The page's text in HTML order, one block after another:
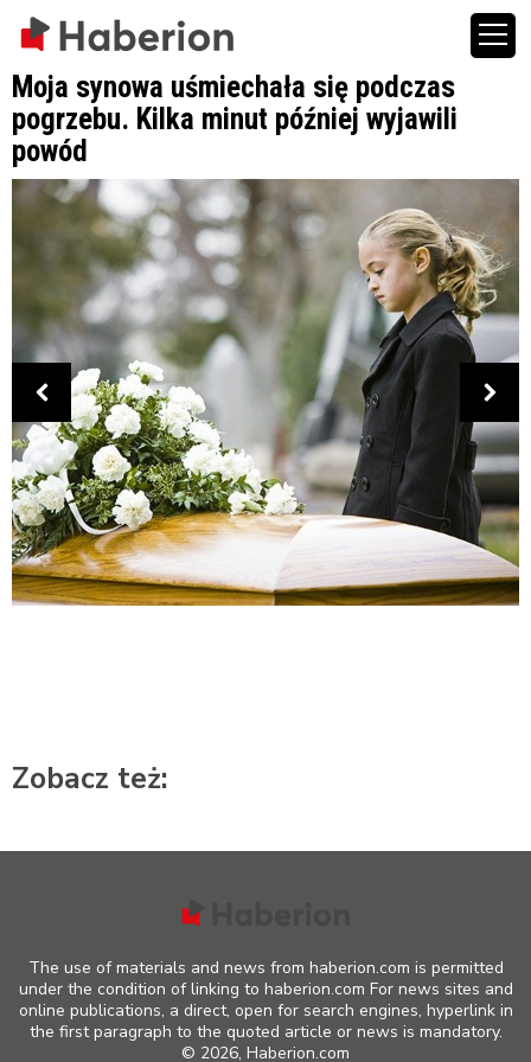
Moja synowa uśmiechała się podczas
pogrzebu. Kilka minut później wyjawili
powód
Zobacz też:
The use of materials and news from haberion.com is permitted
under the condition of linking to haberion.com For news sites and
online publications, a direct, open for search engines, hyperlink in
the first paragraph to the quoted article or news is mandatory.
© 2026, Haberion.com